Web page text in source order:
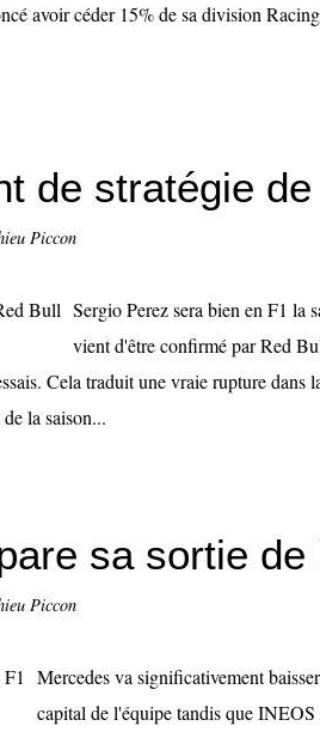
avoir céder 15% de sa division
de stratégie
Piccon
Sergio Perez sera bien en F1 la
vient d'être confirmé par Red
Cela traduit une vraie rupture dans
la saison...
sa sortie de
Piccon
Mercedes va significativement
capital de l'équipe tandis que